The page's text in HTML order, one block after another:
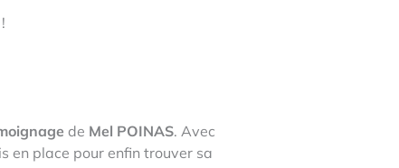
de Mel POINAS. Avec
en place pour enfin trouver sa